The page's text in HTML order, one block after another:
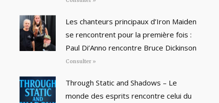
Les chanteurs principaux d’Iron Maiden
se rencontrent pour la première fois :
Paul Di’Anno rencontre Bruce Dickinson
Consulter »
Through Static and Shadows – Le
monde des esprits rencontre celui du